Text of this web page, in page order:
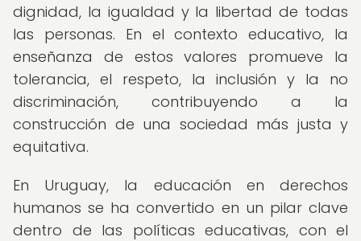
dignidad, la igualdad y la libertad de todas
las personas. En el contexto educativo, la
enseñanza de estos valores promueve la
tolerancia, el respeto, la inclusión y la no
discriminación, contribuyendo a la
construcción de una sociedad más justa y
equitativa.
En Uruguay, la educación en derechos
humanos se ha convertido en un pilar clave
dentro de las políticas educativas, con el